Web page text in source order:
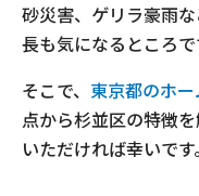
砂災害、ゲリラ豪雨
長も気になるところで
そこで、 東京都のホ
点から杉並区の特徴
いただければ幸いです。